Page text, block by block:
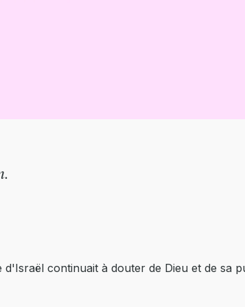
continuait à douter de Dieu et de sa